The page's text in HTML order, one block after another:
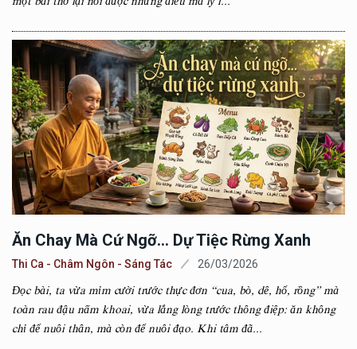
Ăn Chay Mà Cứ Ngỡ… Dự Tiệc Rừng Xanh
Thi Ca - Châm Ngôn - Sáng Tác 26/03/2026
Đọc bài, ta vừa mỉm cười trước thực đơn “cua, bò, dê, hổ, rồng” mà
toàn rau đậu nấm khoai, vừa lắng lòng trước thông điệp: ăn không
chỉ để nuôi thân, mà còn để nuôi đạo. Khi tâm đã...